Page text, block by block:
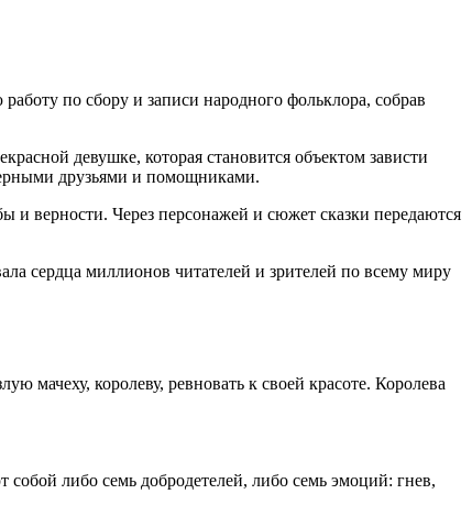
по сбору и записи народного фольклора, собрав
девушке, которая становится объектом зависти
друзьями и помощниками.
и верности. Через персонажей и сюжет сказки передаются
сердца миллионов читателей и зрителей по всему миру
мачеху, королеву, ревновать к своей красоте. Королева
либо семь добродетелей, либо семь эмоций: гнев,